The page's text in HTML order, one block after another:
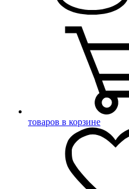
товаров в корзине